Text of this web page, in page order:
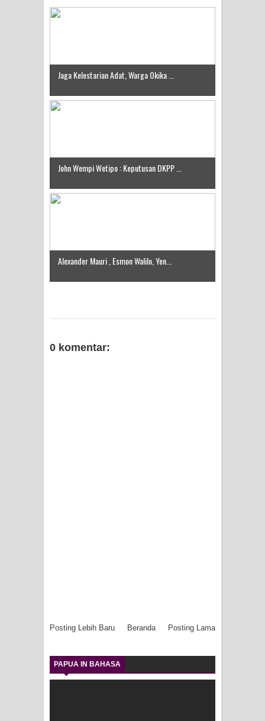
Jaga Kelestarian Adat, Warga Okika ...
John Wempi Wetipo : Keputusan DKPP ...
Alexander Mauri , Esmon Walilo, Yen...
0 komentar:
Posting Lebih Baru Posting Lama
Beranda
PAPUA IN BAHASA